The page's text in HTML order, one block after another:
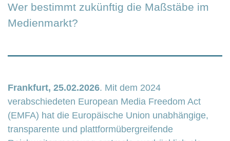
Wer bestimmt zukünftig die Maßstäbe im
Medienmarkt?
Frankfurt, 25.02.2026. Mit dem 2024
verabschiedeten European Media Freedom Act
(EMFA) hat die Europäische Union unabhängige,
transparente und plattformübergreifende